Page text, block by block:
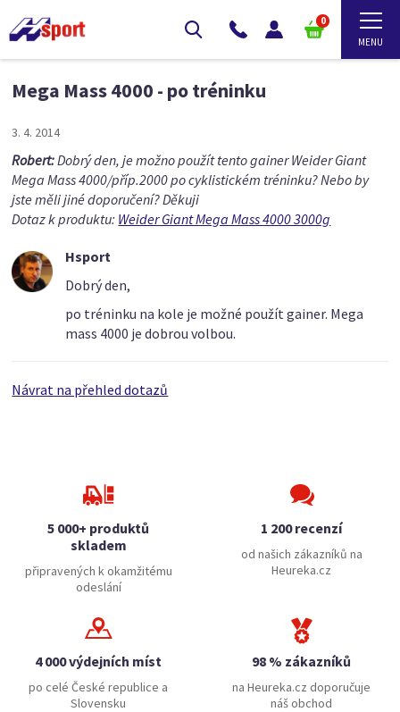
0
Mega Mass 4000 - po tréninku
3. 4. 2014
Robert:Dobrý den, je možno použít tento gainer Weider Giant
Mega Mass 4000/příp.2000 po cyklistickém tréninku? Nebo by
jste měli jiné doporučení? Děkuji
Dotaz k produktu: Weider Giant Mega Mass 4000 3000g
Hsport
Dobrý den,
po tréninku na kole je možné použít gainer. Mega
mass 4000 je dobrou volbou.
Návrat na přehled dotazů
5 000+ produktů
skladem
připravených k okamžitému
odeslání
1 200 recenzí
od našich zákazníků na
Heureka.cz
4 000 výdejních míst
po celé České republice a
Slovensku
98 % zákazníků
na Heureka.cz doporučuje
náš obchod